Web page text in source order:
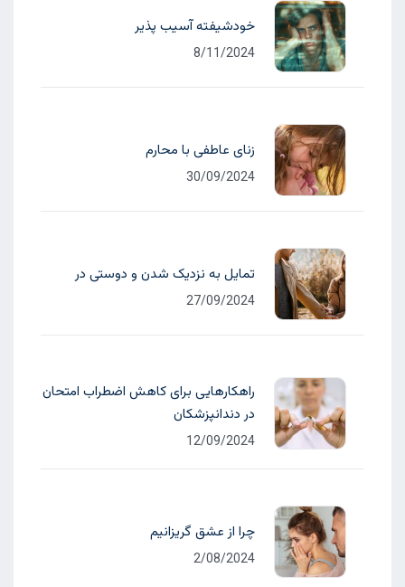
خودشیفته آسیب پذیر
8/11/2024
زنای عاطفی با محارم
30/09/2024
تمایل به نزدیک شدن و دوستی در
27/09/2024
راهکارهایی برای کاهش اضطراب امتحان
در دندانپزشکان
12/09/2024
چرا از عشق گریزانیم
2/08/2024